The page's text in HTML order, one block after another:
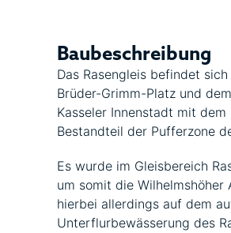
Baubeschreibung
Das Rasengleis befindet
Brüder-Grimm-Platz und
Kasseler Innenstadt mit
Bestandteil der Pufferzone
Es wurde im Gleisbereich
um somit die
hierbei allerdings auf dem
Unterflurbewässerung des